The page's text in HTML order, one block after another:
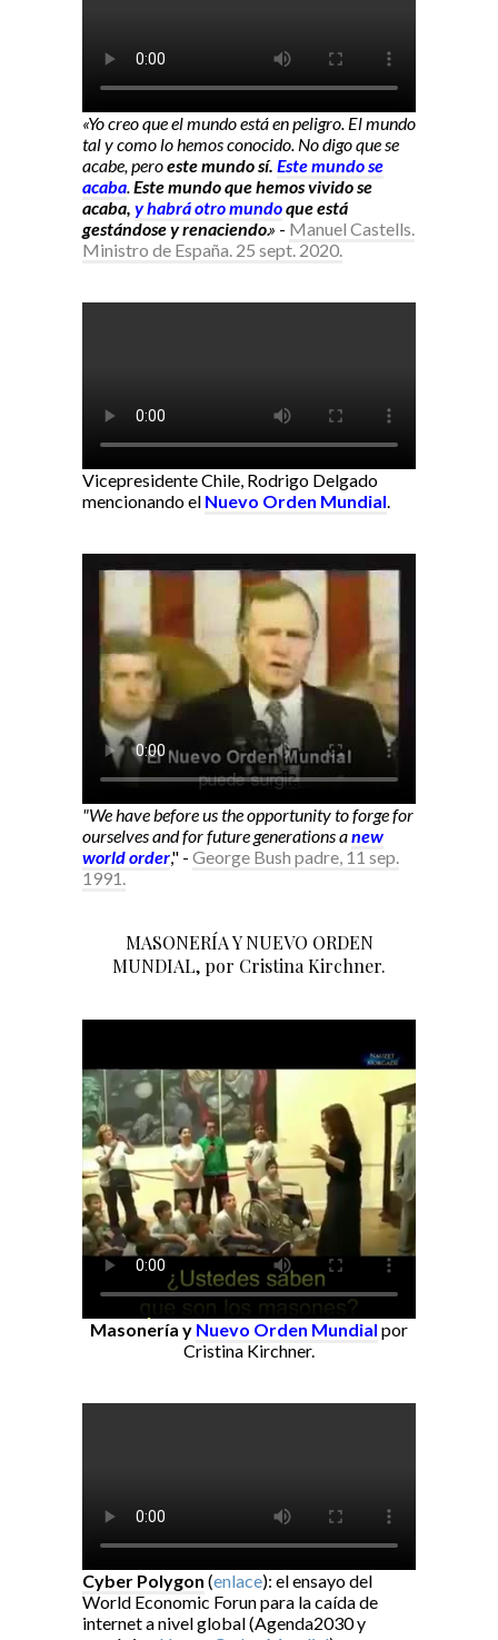
«Yo creo que el mundo está en peligro. El mundo
tal y como lo hemos conocido. No digo que se
acabe, peroeste mundo sí. Este mundo se
acaba Este mundo que hemos vivido se
acaba, y habrá otro mundoque está
gestándose y renaciendo.» - Manuel Castells.
Ministro de España. 25 sept. 2020.
Vicepresidente Chile, Rodrigo Delgado
mencionando el Nuevo Orden Mundial
"We have before us the opportunity to forge for
ourselves and for future generations anew
world order," - George Bush padre, 11 sep.
1991.
MASONERÍA Y NUEVO ORDEN
MUNDIAL, por Cristina Kirchner.
Masonería y Nuevo Orden Mundial por
Cristina Kirchner.
Cyber Polygon (enlace): el ensayo del
World Economic Forun para la caída de
internet a nivel global (Agenda2030 y